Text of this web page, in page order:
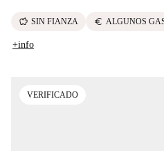
savings SIN FIANZA euro ALGUNOS
+info
VERIFICADO